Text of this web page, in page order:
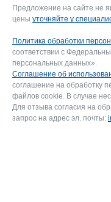
Предложение на сайте не
цены уточняйте у
Политика обработки
соответствии с
персональных данных».
Соглашение об
соглашение на обработку
файлов cookie. В случае
Для отзыва согласия на
запрос на адрес эл. почты: